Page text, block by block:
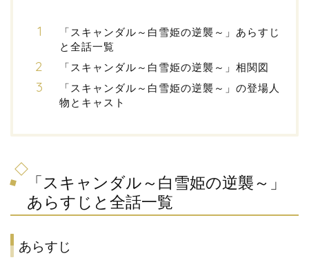
「スキャンダル～白雪姫の逆襲～」あらすじ
と全話一覧
「スキャンダル～白雪姫の逆襲～」相関図
「スキャンダル～白雪姫の逆襲～」の登場人
物とキャスト
「スキャンダル～白雪姫の逆襲～」
あらすじと全話一覧
あらすじ